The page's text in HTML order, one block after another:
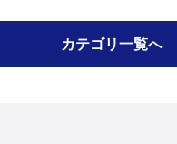
カテゴリ一覧へ